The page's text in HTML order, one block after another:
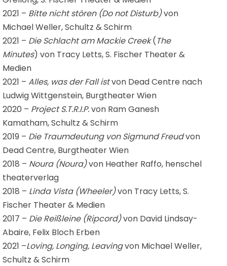
2021 – Bitte nicht stören (Do not Disturb)von
Michael Weller, Schultz & Schirm
2021 – Die Schlacht am Mackie Creek(The
Minutes) von Tracy Letts, S. Fischer Theater &
Medien
2021 – Alles, was der Fall istvon Dead Centre nach
Ludwig Wittgenstein, Burgtheater Wien
2020 – Project S.T.R.I.P.von Ram Ganesh
Kamatham, Schultz & Schirm
2019 – Die Traumdeutung von Sigmund Freudvon
Dead Centre, Burgtheater Wien
2018 – Noura (Noura)von Heather Raffo, henschel
theaterverlag
2018 – Linda Vista (Wheeler)von Tracy Letts, S.
Fischer Theater & Medien
2017 – Die Reißleine (Ripcord)von David Lindsay-
Abaire, Felix Bloch Erben
2021 –Loving, Longing, Leavingvon Michael Weller,
Schultz & Schirm